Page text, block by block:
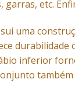
garras, etc.
uma
durabilidade
inferior